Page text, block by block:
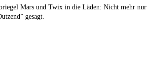
Mars und Twix in die Läden: Nicht mehr nur
gesagt.